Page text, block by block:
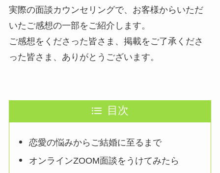
実際の面談カウンセリングで、お客様からいただ
いたご感想の一部をご紹介します。
ご感想をくださった皆さま、掲載をご了承くださ
った皆さま、ありがとうございます。
目次
恋愛の悩みからご結婚に至るまで
オンラインZOOM面談をうけてみたら